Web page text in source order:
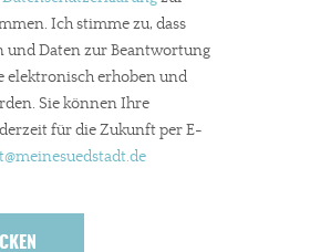
Ich stimme zu, dass
und Daten zur Beantwortung
elektronisch erhoben und
Sie können Ihre
für die Zukunft per E-
@meinesuedstadt.de